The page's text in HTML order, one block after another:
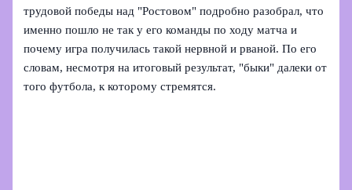
трудовой победы над "Ростовом" подробно разобрал, что
именно пошло не так у его команды по ходу матча и
почему игра получилась такой нервной и рваной. По его
словам, несмотря на итоговый результат, "быки" далеки от
того футбола, к которому стремятся.